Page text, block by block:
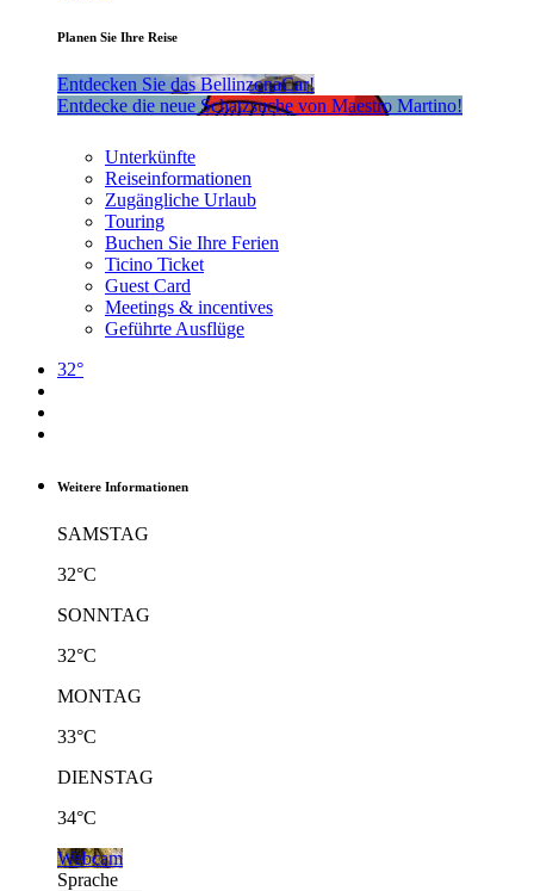
Planen Sie Ihre Reise
Entdecken Sie das BellinzonaCar!
Entdecke die neue Schatzsuche von Maestro Martino!
Unterkünfte
Reiseinformationen
Zugängliche Urlaub
Touring
Buchen Sie Ihre Ferien
Ticino Ticket
Guest Card
Meetings & incentives
Geführte Ausflüge
32°
Weitere Informationen
SAMSTAG
32°C
SONNTAG
32°C
MONTAG
33°C
DIENSTAG
34°C
Webcam
Sprache